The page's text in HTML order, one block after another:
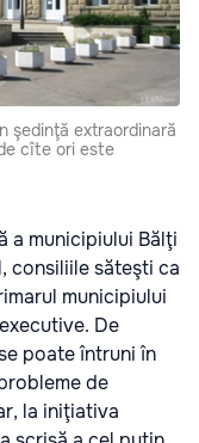
şedinţă extraordinară
cîte ori este
a municipiului Bălţi
consiliile săteşti ca
municipiului
De
poate întruni în
de
la iniţiativa